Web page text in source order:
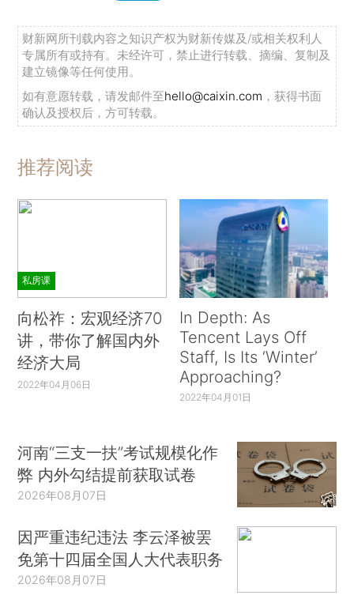
财新网所刊载内容之知识产权为财新传媒及/或相关权利人
专属所有或持有。未经许可，禁止进行转载、摘编、复制及
建立镜像等任何使用。
如有意愿转载，请发邮件至hello@caixin.com ，获得书面
确认及授权后，方可转载。
推荐阅读
私房课
向松祚：宏观经济70
讲，带你了解国内外
经济大局
2022年04月06日
In Depth: As
Tencent Lays Off
Staff, Is Its ‘Winter’
Approaching?
2022年04月01日
河南“三支一扶”考试规模化作
弊 内外勾结提前获取试卷
2026年08月07日
因严重违纪违法 李云泽被罢
免第十四届全国人大代表职务
2026年08月07日